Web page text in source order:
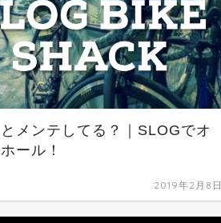
メンテしてる？｜SLOGでオ
ール！
2019年2月8日